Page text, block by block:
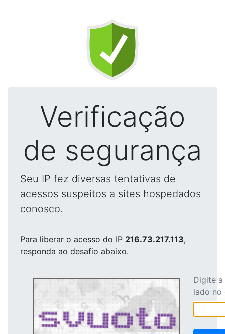
Verificação
de segurança
Seu IP fez diversas tentativas de
acessos suspeitos a sites hospedados
conosco.
Para liberar o acesso do IP 216.73.217.113,
responda ao desafio abaixo.
Digite
lado no